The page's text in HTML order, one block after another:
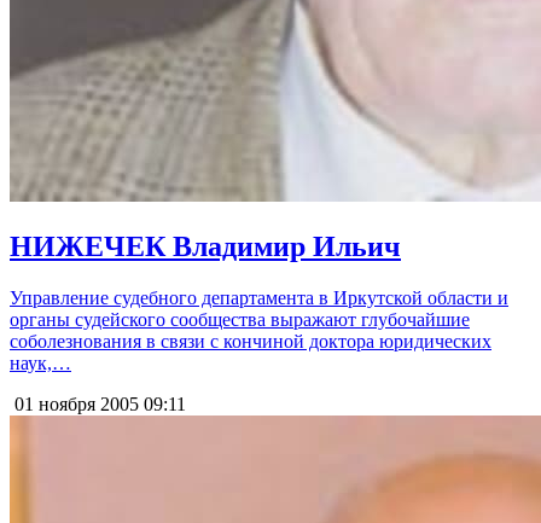
НИЖЕЧЕК Владимир Ильич
Управление судебного департамента в Иркутской области и
органы судейского сообщества выражают глубочайшие
соболезнования в связи с кончиной доктора юридических
наук,…
01 ноября 2005 09:11